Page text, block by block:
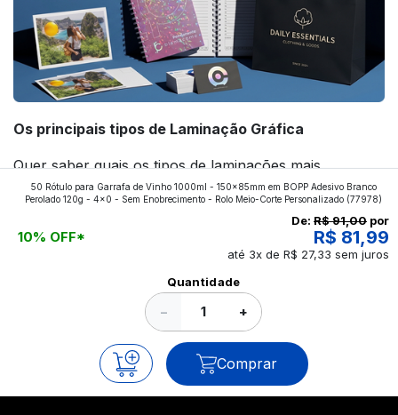
Os principais tipos de Laminação Gráfica
Quer saber quais os tipos de laminações mais
aplicados nos impressos da gráfica FuturaIM? Então,
continue a leitura que vamos revelar para você!
50 Rótulo para Garrafa de Vinho 1000ml - 150x85mm em BOPP Adesivo Branco
Perolado 120g - 4x0 - Sem Enobrecimento - Rolo Meio-Corte Personalizado (77978)
10% OFF*
De: R$ 91,00 por
R$ 81,99
até 3x de R$ 27,33 sem juros
Quantidade
− +
Comprar